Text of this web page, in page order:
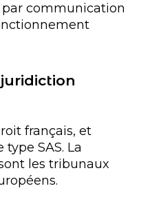
communication
français, et
SAS. La
les tribunaux